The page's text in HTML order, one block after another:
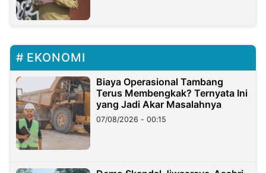
EKONOMI
Biaya Operasional Tambang
Terus Membengkak? Ternyata Ini
yang Jadi Akar Masalahnya
07/08/2026 - 00:15